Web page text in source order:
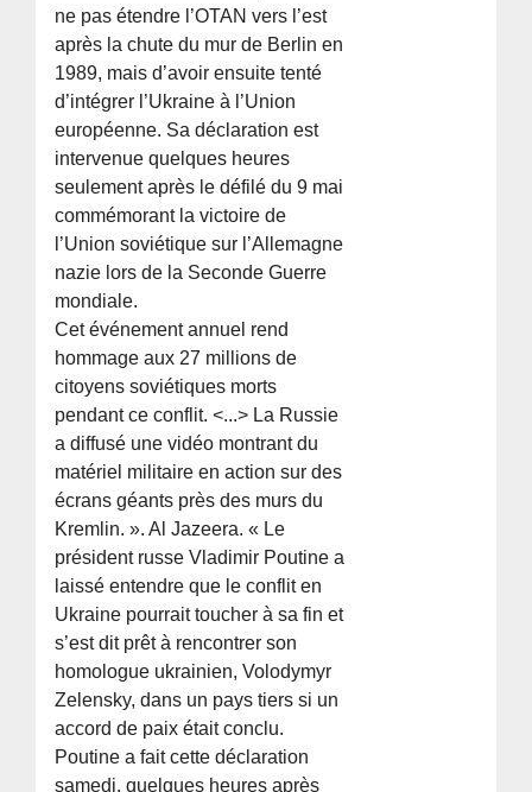
ne pas étendre l’OTAN vers l’est
après la chute du mur de Berlin en
1989, mais d’avoir ensuite tenté
d’intégrer l’Ukraine à l’Union
européenne. Sa déclaration est
intervenue quelques heures
seulement après le défilé du 9 mai
commémorant la victoire de
l’Union soviétique sur l’Allemagne
nazie lors de la Seconde Guerre
mondiale.
Cet événement annuel rend
hommage aux 27 millions de
citoyens soviétiques morts
pendant ce conflit. <...> La Russie
a diffusé une vidéo montrant du
matériel militaire en action sur des
écrans géants près des murs du
Kremlin. ». Al Jazeera. « Le
président russe Vladimir Poutine a
laissé entendre que le conflit en
Ukraine pourrait toucher à sa fin et
s’est dit prêt à rencontrer son
homologue ukrainien, Volodymyr
Zelensky, dans un pays tiers si un
accord de paix était conclu.
Poutine a fait cette déclaration
samedi, quelques heures après